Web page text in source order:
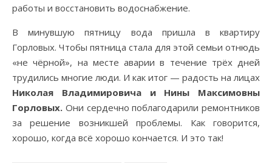
работы и восстановить водоснабжение.
В минувшую пятницу вода пришла в квартиру
Горловых. Чтобы пятница стала для этой семьи отнюдь
«не чёрной», на месте аварии в течение трёх дней
трудились многие люди. И как итог — радость на лицах
Николая Владимировича и Нины Максимовны
Горловых. Они сердечно поблагодарили ремонтников
за решение возникшей проблемы. Как говорится,
хорошо, когда всё хорошо кончается. И это так!